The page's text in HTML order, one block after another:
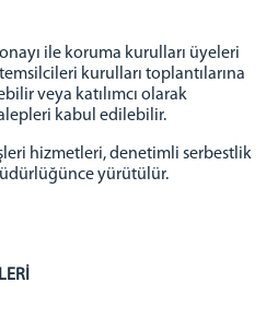
Sorulan Sorular
ile koruma kurulları üyeleri
kurulları toplantılarına
veya katılımcı olarak
kabul edilebilir.
hizmetleri, denetimli serbestlik
yürütülür.